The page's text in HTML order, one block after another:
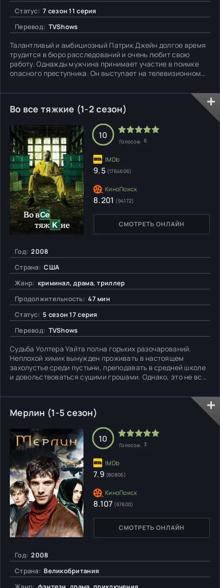
Статус: 7 сезон 11 серия
Перевод: TVShows
Талантливый и амбициозный Патрик Джейн долгое время
трудится в бюро расследований и очень любит свою
работу. Однажды мужчина принимает участие в поимке
опасного преступника. Он выступает на телевизионном
отомстить главному герою, маньяк убивает жену и дочку
Во все тяжкие (1-2 сезон)
Год: 2008
Страна: США
Жанр: криминал, драма, триллер
Продолжительность: 47 мин
Статус: 5 сезон 17 серия
Перевод: TVShows
Судьба Уолтера Уайта полна горьких разочарований.
Неплохой химик вынужден проживать в настоящем
захолустье среди пустыни, преподавать в средней школе
и довольствоваться сущими грошами. Однако, это не все
сорокалетнего мужчины находят раковую опухоль. Глядя
в глаза смерти он думает о жене и ребенке, которым не в
состоянии
СМОТРЕТЬ ОНЛАЙН
10
Голосов: 6
9.5 (1764606)
8.201 (94172)
Мерлин (1-5 сезон)
Год: 2008
Страна: Великобритания
СМОТРЕТЬ ОНЛАЙН
10
Голосов: 3
7.9 (80806)
8.107 (67600)